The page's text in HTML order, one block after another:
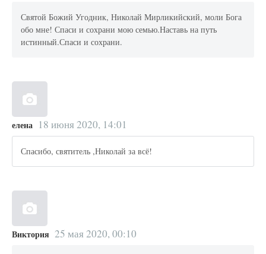
Святой Божий Угодник, Николай Мирликийский, моли Бога
обо мне! Спаси и сохрани мою семью.Наставь на путь
истинный.Спаси и сохрани.
елена 18 июня 2020, 14:01
Спасибо, святитель ,Николай за всё!
Виктория 25 мая 2020, 00:10